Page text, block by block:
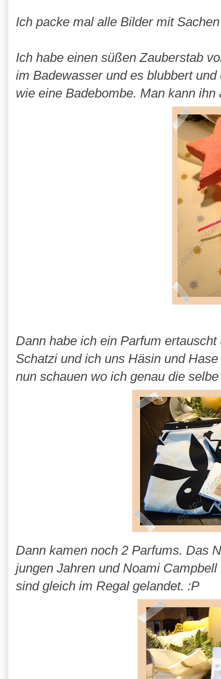
Ich packe mal alle Bilder mit
Ich habe einen süßen Zauberstab
im Badewasser und es blubbert
wie eine Badebombe. Man kann
Dann habe ich ein Parfum
Schatzi und ich uns Häsin und
nun schauen wo ich genau die
Dann kamen noch 2 Parfums. Das
jungen Jahren und Noami
sind gleich im Regal gelandet. :P